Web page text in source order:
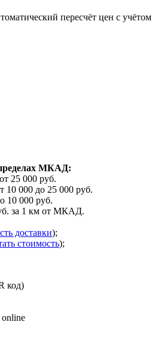
пересчёт цен с учётом
МКАД:
25 000 руб.
10 000 до 25 000 руб.
10 000 руб.
за 1 км от МКАД.
доставки);
стоимость);
код)
online